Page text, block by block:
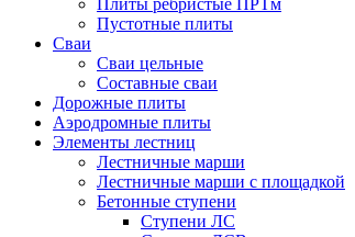
Плиты ребристые ПРТм
Пустотные плиты
Сваи
Сваи цельные
Составные сваи
Дорожные плиты
Аэродромные плиты
Элементы лестниц
Лестничные марши
Лестничные марши с площадкой
Бетонные ступени
Ступени ЛС